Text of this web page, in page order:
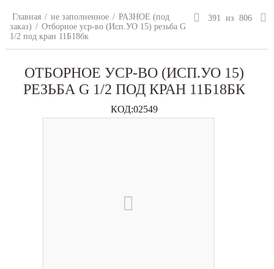
Главная / не заполненное / РАЗНОЕ (под
заказ) / Отборное уср-во (Исп.УО 15) резьба G
1/2 под кран 11Б18бк
391 из 806
ОТБОРНОЕ УСР-ВО (ИСП.УО 15)
РЕЗЬБА G 1/2 ПОД КРАН 11Б18БК
КОД:02549